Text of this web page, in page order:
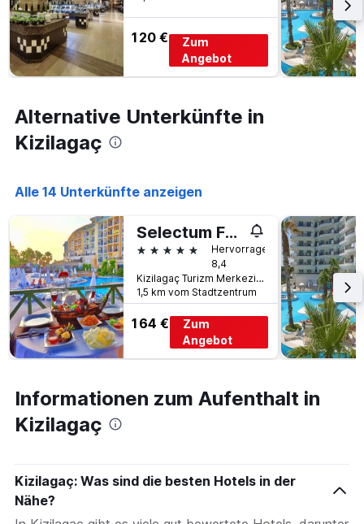
120 €
Zum
Angebot
Alternative Unterkünfte in
Kizilagaç
Alle 14 Unterkünfte anzeigen
Selectum Family Comfort Side
5 Sterne
Hervorragend
8,4
Kizilagaç Turizm Merkezi, Kizilagaç, Türkei
1,5 km vom Stadtzentrum
164 €
Zum
Angebot
Informationen zum Aufenthalt in
Kizilagaç
Kizilagaç: Was sind die besten Hotels in der
Nähe?